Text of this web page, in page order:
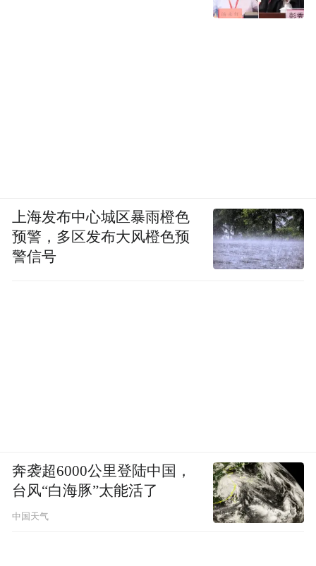
上海发布中心城区暴雨橙色
预警，多区发布大风橙色预
警信号
奔袭超6000公里登陆中国，
台风“白海豚”太能活了
中国天气